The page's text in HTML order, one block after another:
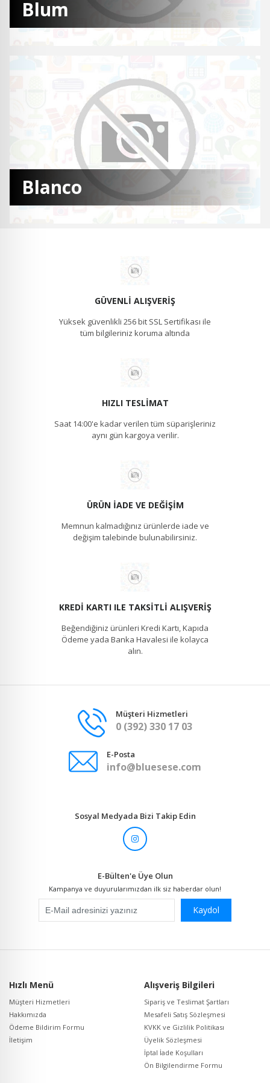
Blum
Blanco
GÜVENLI ALIŞVERIŞ
Yüksek güvenlikli 256 bit SSL Sertifikası ile
tüm bilgileriniz koruma altında
HIZLI TESLIMAT
Saat 14:00'e kadar verilen tüm süparişleriniz
aynı gün kargoya verilir.
ÜRÜN İADE VE DEĞIŞIM
Memnun kalmadığınız ürünlerde iade ve
değişim talebinde bulunabilirsiniz.
KREDI KARTI ILE TAKSITLI ALIŞVERIŞ
Beğendiğiniz ürünleri Kredi Kartı, Kapıda
Ödeme yada Banka Havalesi ile kolayca
alın.
Müşteri Hizmetleri
0 (392) 330 17 03
E-Posta
info@bluesese.com
Sosyal Medyada Bizi Takip Edin
E-Bülten'e Üye Olun
Kampanya ve duyurularımızdan ilk siz haberdar olun!
Kaydol
Hızlı Menü
Müşteri Hizmetleri
Hakkımızda
Ödeme Bildirim Formu
İletişim
Alışveriş Bilgileri
Sipariş ve Teslimat Şartları
Mesafeli Satış Sözleşmesi
KVKK ve Gizlilik Politikası
Üyelik Sözleşmesi
İptal İade Koşulları
Ön Bilgilendirme Formu